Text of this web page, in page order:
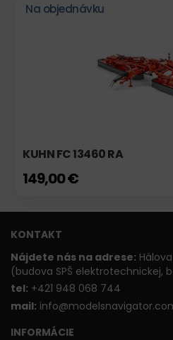
Na objednávku
KUHN FC 13460 RA
149,00 €
KONTAKT
Nájdete nás na adrese:
(budova SPŠ elektrotechnickej,
tel: +421 948 068 744
mail:
INFORMÁCIE